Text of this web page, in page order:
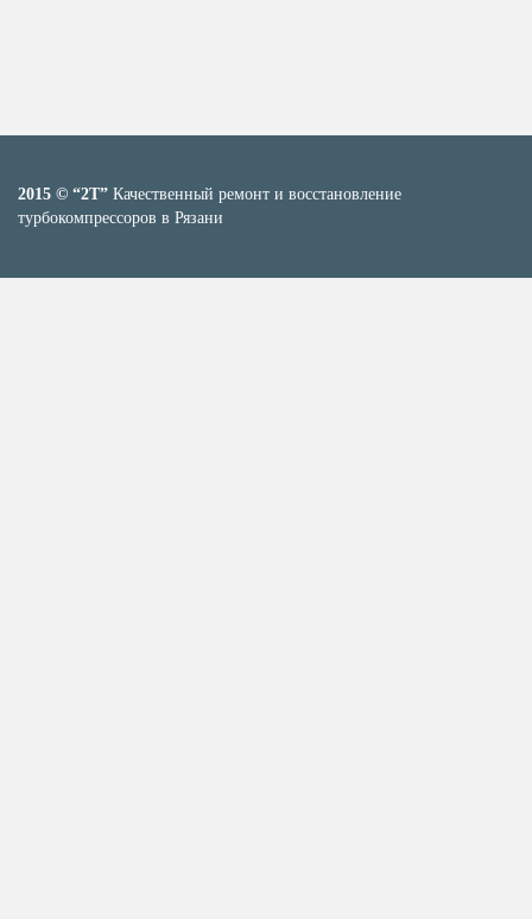
2015 © “2T” Качественный ремонт и восстановление
турбокомпрессоров в Рязани